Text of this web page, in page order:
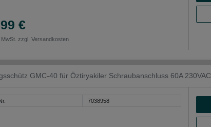
€
zzgl. Versandkosten
GMC-40 für Öztiryakiler Schraubanschluss 60A 230VAC
7038958